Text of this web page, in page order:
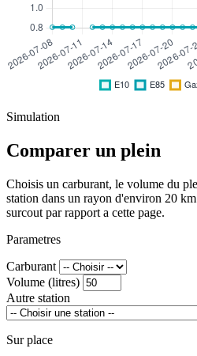
Simulation
Comparer un plein
Choisis un carburant, le volume du
station dans un rayon d'environ 20
surcout par rapport a cette page.
Parametres
Carburant
Volume (litres)
Autre station
Sur place